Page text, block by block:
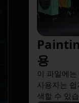
용
이 파일에
사용자는
색할 수 있